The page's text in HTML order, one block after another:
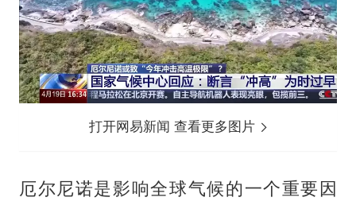
打开网易新闻 查看更多图片
厄尔尼诺是影响全球气候的一个重要因